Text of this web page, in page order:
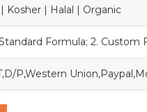
Kosher | Halal | Organic
Formula; 2. Custom
P,Western